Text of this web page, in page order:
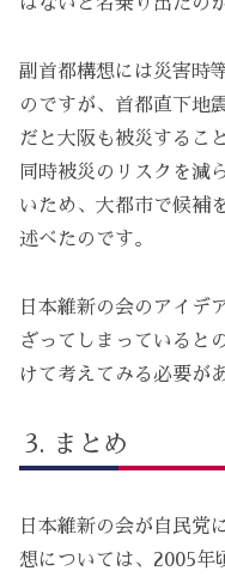
副首都構想には災害時
のですが、首都直下地
だと大阪も被災するこ
同時被災のリスクを減
いため、大都市で候補
述べたのです。
日本維新の会のアイデ
ざってしまっていると
けて考えてみる必要が
まとめ
日本維新の会が自民党
想については、2005年